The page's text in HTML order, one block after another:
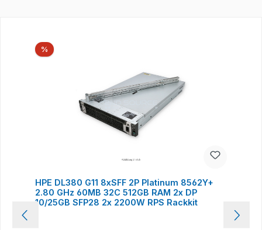
%Rabatt
HPE DL380 G11 8xSFF 2P Platinum 8562Y+
2.80 GHz 60MB 32C 512GB RAM 2x DP
10/25GB SFP28 2x 2200W RPS Rackkit